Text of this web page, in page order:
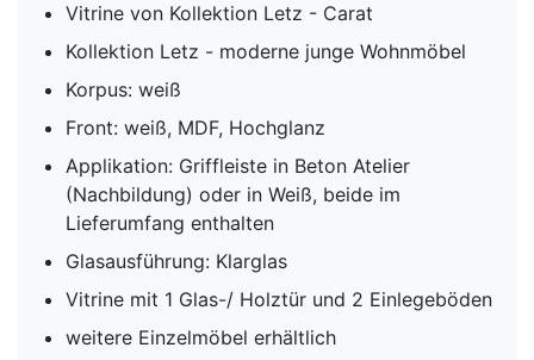
Vitrine von Kollektion Letz - Carat
Kollektion Letz - moderne junge Wohnmöbel
Korpus: weiß
Front: weiß, MDF, Hochglanz
Applikation: Griffleiste in Beton Atelier
(Nachbildung) oder in Weiß, beide im
Lieferumfang enthalten
Glasausführung: Klarglas
Vitrine mit 1 Glas-/ Holztür und 2 Einlegeböden
weitere Einzelmöbel erhältlich